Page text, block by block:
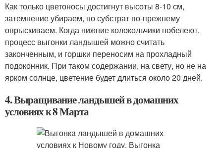
Как только цветоносы достигнут высоты 8-10 см,
затемнение убираем, но субстрат по-прежнему
опрыскиваем. Когда нижние колокольчики побелеют,
процесс выгонки ландышей можно считать
законченным, и горшки переносим на прохладный
подоконник. При таком содержании, на свету, но не на
ярком солнце, цветение будет длиться около 20 дней.
4. Выращивание ландышей в домашних
условиях к 8 Марта